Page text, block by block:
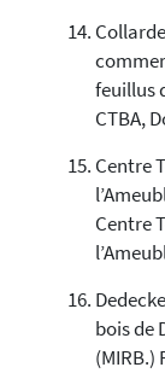
feuillus
CTBA,
Centre
Centre
bois de
(MIRB.)